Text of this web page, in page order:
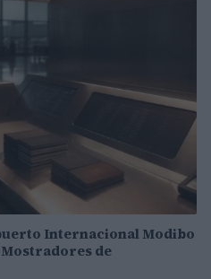
Internacional Modibo
Mostradores de